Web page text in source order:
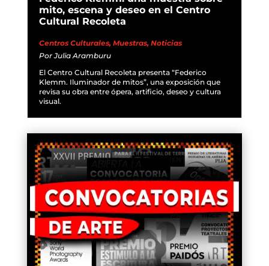
mito, escena y deseo en el Centro
Cultural Recoleta
Centros Culturales, Muestras, Noticias
PorJulia Aramburu
El Centro Cultural Recoleta presenta “Federico
Klemm. Iluminador de mitos”, una exposición que
revisa su obra entre ópera, artificio, deseo y cultura
visual.